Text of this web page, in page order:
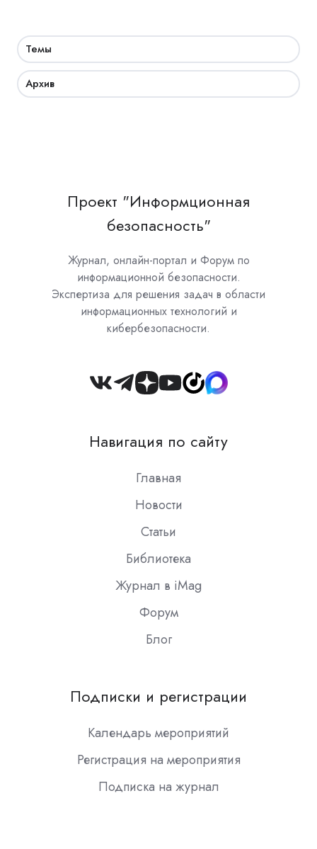
Темы
Архив
Проект "Информционная
безопасность"
Журнал, онлайн-портал и Форум по
информационной безопасности.
Экспертиза для решения задач в области
информационных технологий и
кибербезопасности.
Join
Slack
Навигация по сайту
Главная
Новости
Статьи
Библиотека
Журнал в iMag
Форум
Блог
Подписки и регистрации
Календарь мероприятий
Регистрация на мероприятия
Подписка на журнал